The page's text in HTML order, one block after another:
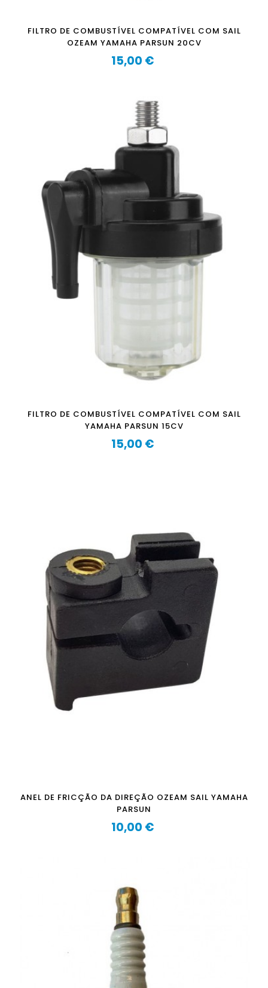
FILTRO DE COMBUSTÍVEL COMPATÍVEL COM SAIL
OZEAM YAMAHA PARSUN 20CV
Preço
15,00 €
FILTRO DE COMBUSTÍVEL COMPATÍVEL COM SAIL
YAMAHA PARSUN 15CV
Preço
15,00 €
ANEL DE FRICÇÃO DA DIREÇÃO OZEAM SAIL YAMAHA
PARSUN
Preço
10,00 €